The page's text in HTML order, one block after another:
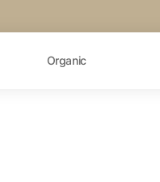
Organic